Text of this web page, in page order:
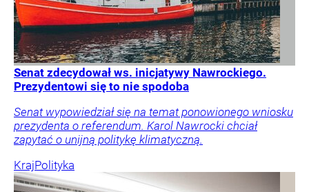
Senat zdecydował ws. inicjatywy Nawrockiego.
Prezydentowi się to nie spodoba
Senat wypowiedział się na temat ponowionego wniosku
prezydenta o referendum. Karol Nawrocki chciał
zapytać o unijną politykę klimatyczną.
KrajPolityka